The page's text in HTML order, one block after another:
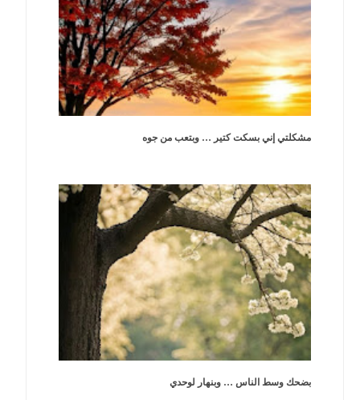
مشكلتي إني بسكت كتير … وبتعب من جوه
بضحك وسط الناس … وبنهار لوحدي